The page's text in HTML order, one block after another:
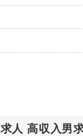
人 高収入男